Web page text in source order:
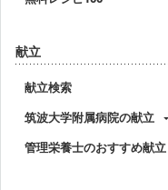
献立
献立検索
筑波大学附属病院の献立
管理栄養士のおすすめ献立